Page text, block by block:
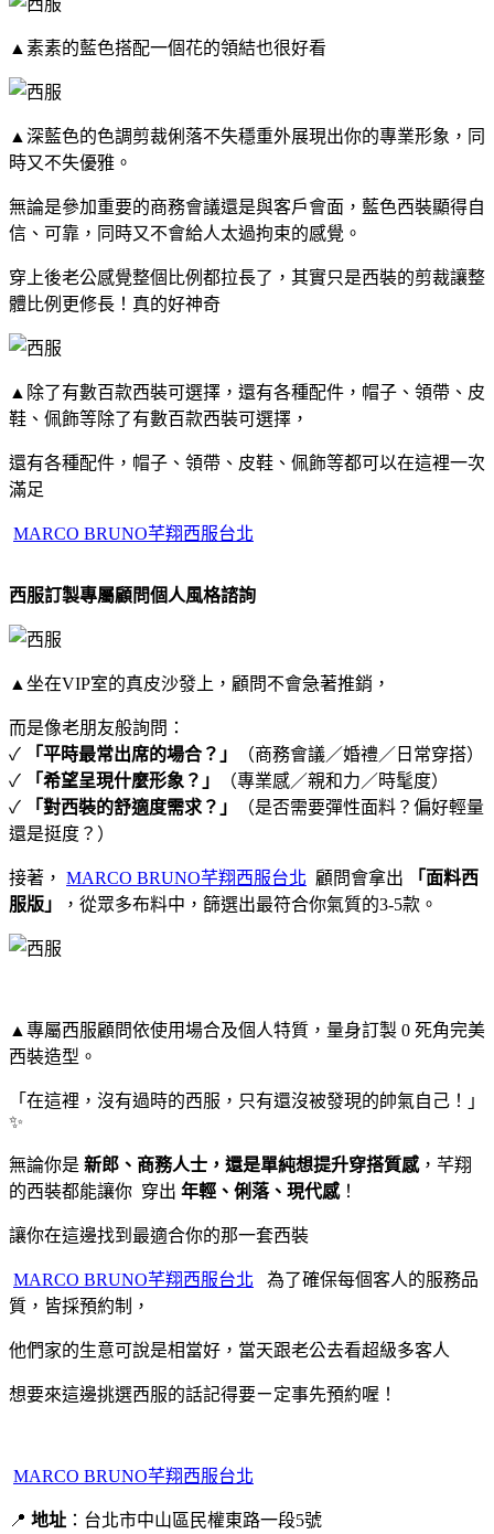
▲ 素素的藍色搭配一個花的領結也很好看
▲ 深藍色的色調剪裁俐落不失穩重外展現出你的專業形象，同
時又不失優雅。
無論是參加重要的商務會議還是與客戶會面，藍色西裝顯得自
信、可靠，同時又不會給人太過拘束的感覺。
穿上後老公感覺整個比例都拉長了，其實只是西裝的剪裁讓整
體比例更修長！真的好神奇
▲ 除了有數百款西裝可選擇，還有各種配件，帽子、領帶、皮
鞋、佩飾等除了有數百款西裝可選擇，
還有各種配件，帽子、領帶、皮鞋、佩飾等都可以在這裡一次
滿足
MARCO BRUNO芊翔西服台北
西服訂製專屬顧問個人風格諮詢
▲ 坐在VIP室的真皮沙發上，顧問不會急著推銷，
而是像老朋友般詢問：
✓
「平時最常出席的場合？」
（商務會議／婚禮／日常穿搭）
✓
「希望呈現什麼形象？」
（專業感／親和力／時髦度）
✓
「對西裝的舒適度需求？」
（是否需要彈性面料？偏好輕量
還是挺度？）
接著， MARCO BRUNO芊翔西服台北 顧問會拿出
「面料西
服版」
，從眾多布料中，篩選出最符合你氣質的3-5款。
▲ 專屬西服顧問依使用場合及個人特質，量身訂製 0 死角完美
西裝造型。
「在這裡，沒有過時的西服，只有還沒被發現的帥氣自己！」
✨
無論你是 新郎、商務人士，還是單純想提升穿搭質感，芊翔
的西裝都能讓你 穿出 年輕、俐落、現代感！
讓你在這邊找到最適合你的那一套西裝
MARCO BRUNO芊翔西服台北 為了確保每個客人的服務品
質，皆採預約制，
他們家的生意可說是相當好，當天跟老公去看超級多客人
想要來這邊挑選西服的話記得要ㄧ定事先預約喔！
MARCO BRUNO芊翔西服台北
📍 地址 ：台北市中山區民權東路一段5號